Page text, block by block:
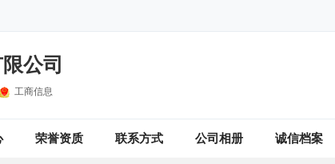
公司
工商信息
荣誉资质 联系方式 公司相册 诚信档案